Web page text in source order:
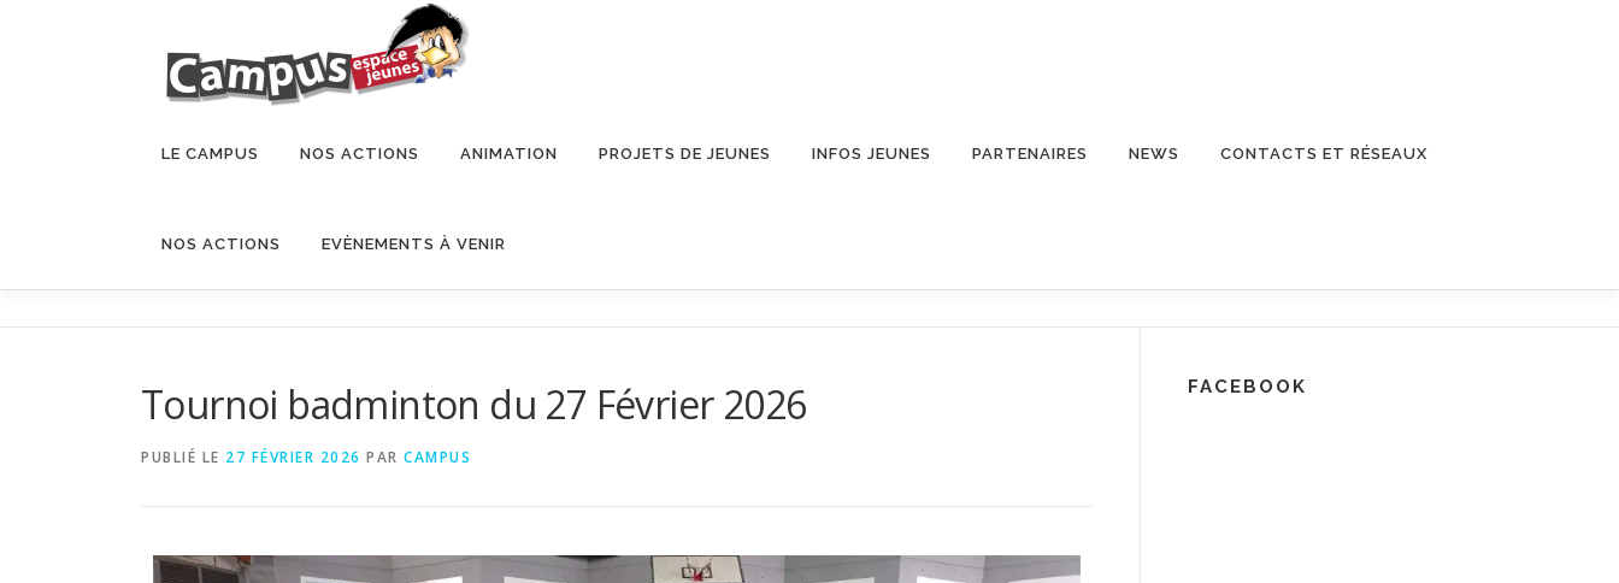
LE CAMPUS NOS ACTIONS ANIMATION PROJETS DE JEUNES INFOS JEUNES PARTENAIRES NEWS CONTACTS ET RÉSEAUX
NOS ACTIONS EVÈNEMENTS À VENIR
Tournoi badminton du 27 Février 2026
PUBLIÉ LE 27 FÉVRIER 2026 PAR CAMPUS
FACEBOOK